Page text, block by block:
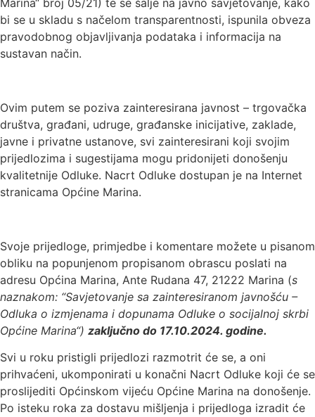
Marina“ broj 05/21) te se šalje na javno savjetovanje, kako
bi se u skladu s načelom transparentnosti, ispunila obveza
pravodobnog objavljivanja podataka i informacija na
sustavan način.
Ovim putem se poziva zainteresirana javnost – trgovačka
društva, građani, udruge, građanske inicijative, zaklade,
javne i privatne ustanove, svi zainteresirani koji svojim
prijedlozima i sugestijama mogu pridonijeti donošenju
kvalitetnije Odluke. Nacrt Odluke dostupan je na Internet
stranicama Općine Marina.
Svoje prijedloge, primjedbe i komentare možete u pisanom
obliku na popunjenom propisanom obrascu poslati na
adresu Općina Marina, Ante Rudana 47, 21222 Marina (s
naznakom: “Savjetovanje sa zainteresiranom javnošću –
Odluka o izmjenama i dopunama Odluke o socijalnoj skrbi
Općine Marina“) zaključno do 17.10.2024. godine.
Svi u roku pristigli prijedlozi razmotrit će se, a oni
prihvaćeni, ukomponirati u konačni Nacrt Odluke koji će se
proslijediti Općinskom vijeću Općine Marina na donošenje.
Po isteku roka za dostavu mišljenja i prijedloga izradit će